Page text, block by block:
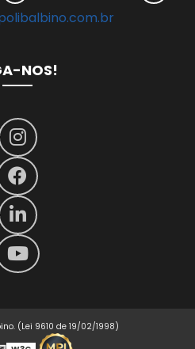
NOS!
(Lei 9610 de 19/02/1998)